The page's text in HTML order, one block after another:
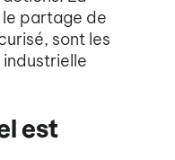
partage de
sont les
est